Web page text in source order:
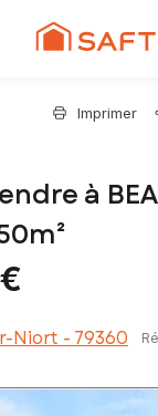
Imprimer
à
Niort - 79360